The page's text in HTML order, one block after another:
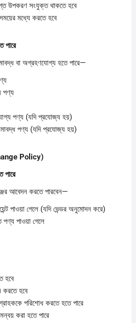
উপকরণ সংযুক্ত থাকতে হবে
সময়ের মধ্যে করতে হবে
পারে
বা অগ্রহণযোগ্য হতে পারে—
পণ্য
পণ্য (যদি প্রযোজ্য হয়)
পণ্য (যদি প্রযোজ্য হয়)
Policy)
পারে
আবেদন করতে পারবেন—
পাওয়া গেলে (যদি ভেন্ডর অনুমোদন করে)
পাওয়া গেলে
হবে
করতে হবে
পরিশোধ করতে হতে পারে
করা হতে পারে